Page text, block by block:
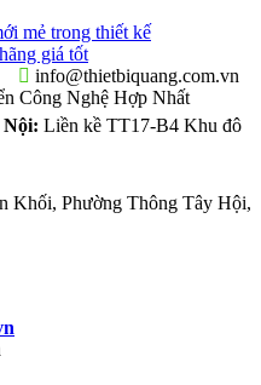
mẻ trong thiết kế
giá tốt
info@thietbiquang.com.vn
Công Nghệ Hợp Nhất
Nội: Liền kề TT17-B4 Khu đô
Khối, Phường Thông Tây Hội,